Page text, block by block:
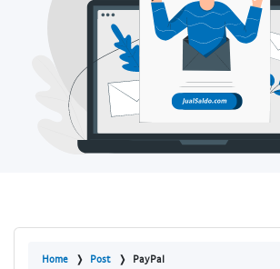
Home Post PayPal